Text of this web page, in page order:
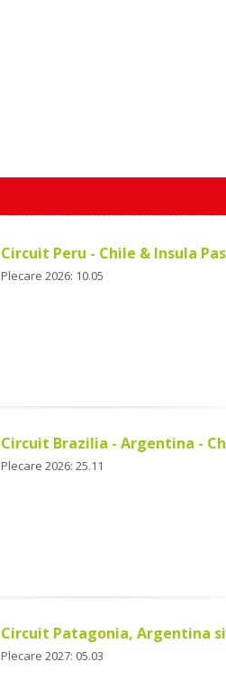
Circuit Peru - Chile & Insula
Plecare 2026: 10.05
Circuit Brazilia - Argentina -
Plecare 2026: 25.11
Circuit Patagonia, Argentina
Plecare 2027: 05.03